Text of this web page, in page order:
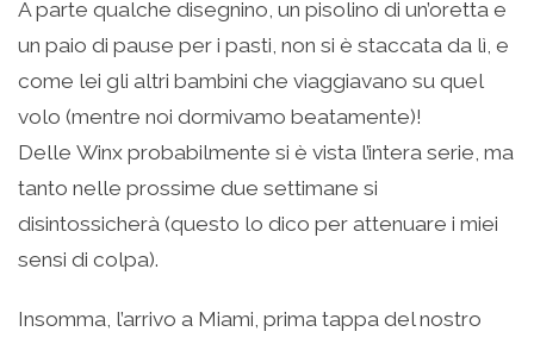
A parte qualche disegnino, un pisolino di un’oretta e
un paio di pause per i pasti, non si è staccata da lì, e
come lei gli altri bambini che viaggiavano su quel
volo (mentre noi dormivamo beatamente)!
Delle Winx probabilmente si è vista l’intera serie, ma
tanto nelle prossime due settimane si
disintossicherà (questo lo dico per attenuare i miei
sensi di colpa).
Insomma, l’arrivo a Miami, prima tappa del nostro